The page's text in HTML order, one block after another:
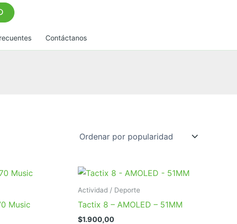
Contáctanos
Music
Actividad / Deporte
Tactix 8 – AMOLED – 51MM
$1.900,00